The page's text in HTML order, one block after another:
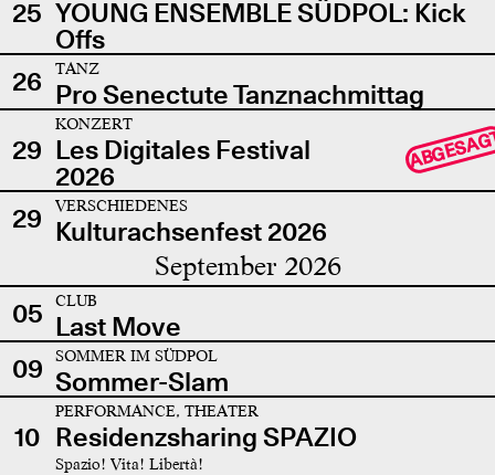
25 YOUNG ENSEMBLE SÜDPOL: Kick
Offs
26
TANZ
Pro Senectute Tanznachmittag
29
KONZERT
Les Digitales Festival
2026
29 VERSCHIEDENES
Kulturachsenfest 2026
September 2026
05 CLUB
Last Move
09
SOMMER IM SÜDPOL
Sommer-Slam
10
PERFORMANCE, THEATER
Residenzsharing SPAZIO
Spazio! Vita! Libertà!